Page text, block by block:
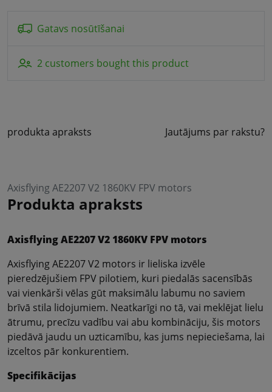
Gatavs nosūtīšanai
2 customers bought this product
produkta apraksts Jautājums par rakstu?
Axisflying AE2207 V2 1860KV FPV motors
Produkta apraksts
Axisflying AE2207 V2 1860KV FPV motors
Axisflying AE2207 V2 motors ir lieliska izvēle
pieredzējušiem FPV pilotiem, kuri piedalās sacensībās
vai vienkārši vēlas gūt maksimālu labumu no saviem
brīvā stila lidojumiem. Neatkarīgi no tā, vai meklējat lielu
ātrumu, precīzu vadību vai abu kombināciju, šis motors
piedāvā jaudu un uzticamību, kas jums nepieciešama, lai
izceltos pār konkurentiem.
Specifikācijas